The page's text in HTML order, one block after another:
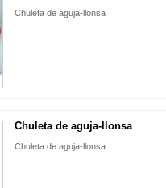
Chuleta de aguja-llonsa
Chuleta de aguja-llonsa
Chuleta de aguja-llonsa